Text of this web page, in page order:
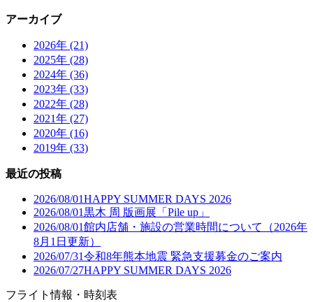
アーカイブ
2026年 (21)
2025年 (28)
2024年 (36)
2023年 (33)
2022年 (28)
2021年 (27)
2020年 (16)
2019年 (33)
最近の投稿
2026/08/01HAPPY SUMMER DAYS 2026
2026/08/01黒木 周 版画展「Pile up」
2026/08/01館内店舗・施設の営業時間について（2026年
8月1日更新）
2026/07/31令和8年熊本地震 緊急支援募金のご案内
2026/07/27HAPPY SUMMER DAYS 2026
フライト情報・時刻表